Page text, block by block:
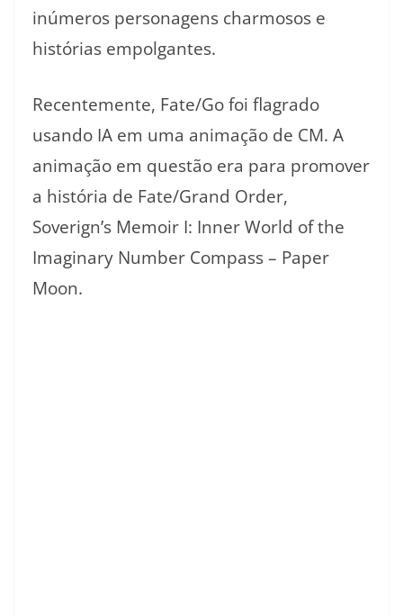
inúmeros personagens charmosos e
histórias empolgantes.
Recentemente, Fate/Go foi flagrado
usando IA em uma animação de CM. A
animação em questão era para promover
a história de Fate/Grand Order,
Soverign’s Memoir I: Inner World of the
Imaginary Number Compass – Paper
Moon.